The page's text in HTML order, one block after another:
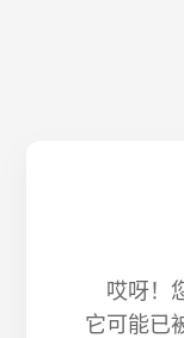
哎呀！
它可能已